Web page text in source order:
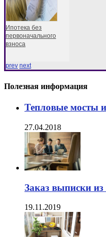
Ипотека без
первоначального
взноса
prev next
Полезная информация
Тепловые мосты
27.04.2018
Заказ выписки
19.11.2019